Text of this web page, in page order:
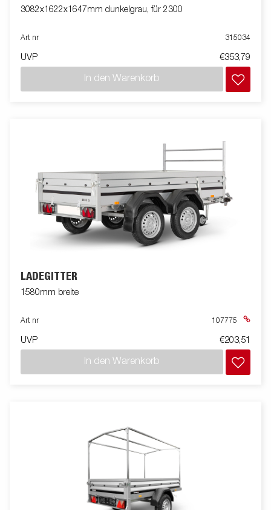
3082x1622x1647mm dunkelgrau, für 2300
Art nr 315034
UVP €353,79
In den Warenkorb
LADEGITTER
1580mm breite
Art nr 107775
UVP €203,51
In den Warenkorb